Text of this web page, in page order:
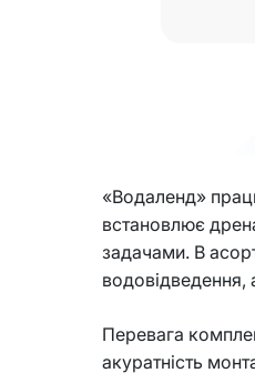
«Водаленд»
встановлює
задачами. В
водовідведення,
Перевага
акуратність